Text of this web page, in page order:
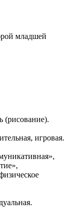
младшей
(рисование).
игровая.